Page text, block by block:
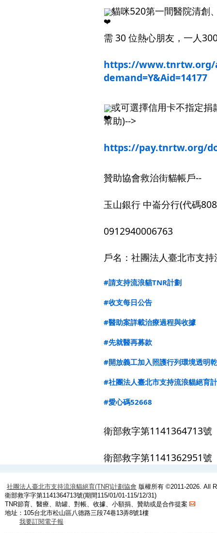
貓咪520第一間醫院清創
需 30 位熱心朋友，一人
https://www.tnrtw.org/
demand=Y&Aid=14177
或可選擇信用卡不指定
幫助)-->
https://pay.tnrtw.org/
贊助協會救治街貓帳戶--
玉山銀行 中崙分行(代碼
0912940006763
戶名：社團法人臺北市支
#請支持流浪貓TNR計劃
#收支每日公告
#醫助案詳載治療過程與收據
#先就醫再募款
#開放義工加入照護行列環境透明
#社團法人臺北市支持流浪貓絕育
#愛心碼52668
衛部救字第1141364713號
衛部救字第1141362951號
社團法人臺北市支持流浪貓絕育(TNR)計劃協會 版權所有 ©2011-2026. All
衛部救字字第1141364713號(期間115/01/01-115/12/31)
TNR節育、醫療、助罐、對帳、收據、小額捐、贊助或是合作提案
地址：105台北市松山區八德路三段74巷13弄8號1樓
我要訂閱電子報